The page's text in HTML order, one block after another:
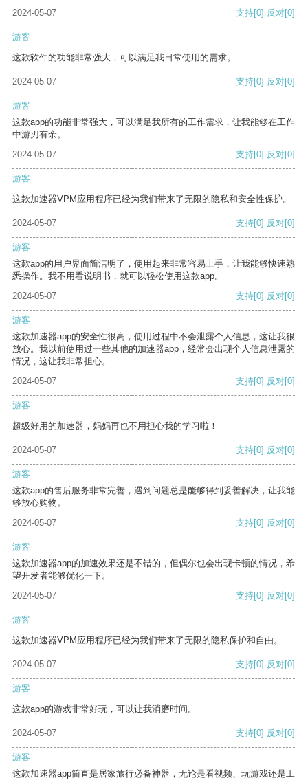
2024-05-07 支持[0] 反对[0]
游客
这款软件的功能非常强大，可以满足我日常使用的需求。
2024-05-07 支持[0] 反对[0]
游客
这款app的功能非常强大，可以满足我所有的工作需求，让我能够在工作
中游刃有余。
2024-05-07
支持[0] 反对[0]
游客
这款加速器VPM应用程序已经为我们带来了无限的隐私和安全性保护。
2024-05-07 支持[0] 反对[0]
游客
这款app的用户界面简洁明了，使用起来非常容易上手，让我能够快速熟
悉操作。我不用看说明书，就可以轻松使用这款app。
2024-05-07
支持[0] 反对[0]
游客
这款加速器app的安全性很高，使用过程中不会泄露个人信息，这让我很
放心。我以前使用过一些其他的加速器app，经常会出现个人信息泄露的
情况，这让我非常担心。
2024-05-07
支持[0] 反对[0]
游客
超级好用的加速器，妈妈再也不用担心我的学习啦！
2024-05-07 支持[0] 反对[0]
游客
这款app的售后服务非常完善，遇到问题总是能够得到妥善解决，让我能
够放心购物。
2024-05-07
支持[0] 反对[0]
游客
这款加速器app的加速效果还是不错的，但偶尔也会出现卡顿的情况，希
望开发者能够优化一下。
2024-05-07
支持[0] 反对[0]
游客
这款加速器VPM应用程序已经为我们带来了无限的隐私保护和自由。
2024-05-07 支持[0] 反对[0]
游客
这款app的游戏非常好玩，可以让我消磨时间。
2024-05-07 支持[0] 反对[0]
游客
这款加速器app简直是居家旅行必备神器，无论是看视频、玩游戏还是工